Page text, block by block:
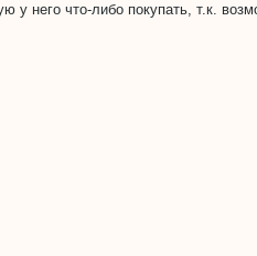
него что-либо покупать, т.к.